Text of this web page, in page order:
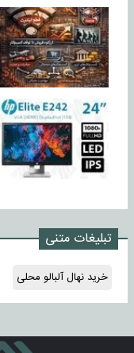
تبلیغات متنی
خرید نهال آلبالو محلی